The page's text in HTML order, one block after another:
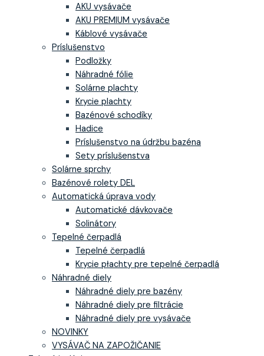
AKU vysávače
AKU PREMIUM vysávače
Káblové vysávače
Príslušenstvo
Podložky
Náhradné fólie
Solárne plachty
Krycie plachty
Bazénové schodíky
Hadice
Príslušenstvo na údržbu bazéna
Sety príslušenstva
Solárne sprchy
Bazénové rolety DEL
Automatická úprava vody
Automatické dávkovače
Solinátory
Tepelné čerpadlá
Tepelné čerpadlá
Krycie płachty pre tepelné čerpadlá
Náhradné diely
Náhradné diely pre bazény
Náhradné diely pre filtrácie
Náhradné diely pre vysávače
NOVINKY
VYSÁVAČ NA ZAPOŽIČANIE